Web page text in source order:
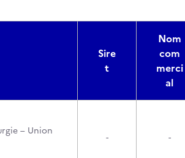
Sire
t
Nom
com
merci
al
– Union
- -